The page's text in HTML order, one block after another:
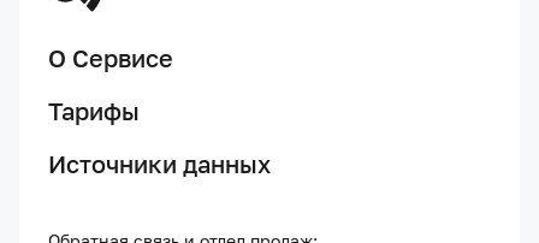
О Сервисе
Тарифы
Источники данных